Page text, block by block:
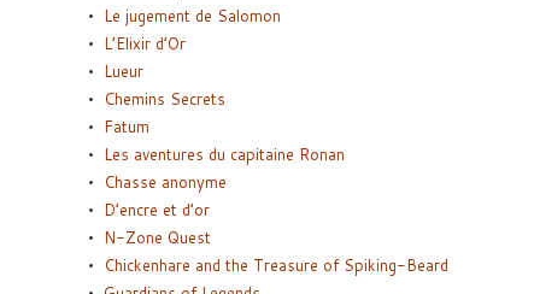
Le jugement de Salomon
L’Elixir d’Or
Lueur
Chemins Secrets
Fatum
Les aventures du capitaine Ronan
Chasse anonyme
D’encre et d’or
N-Zone Quest
Chickenhare and the Treasure of Spiking-Beard